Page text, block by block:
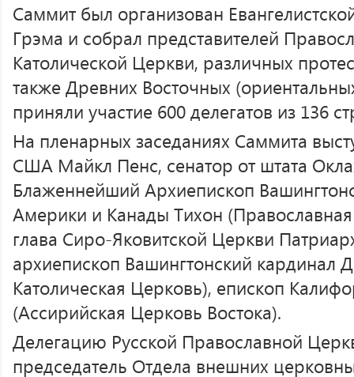
Саммит был организован
Грэма и собрал представителей
Католической Церкви, различных
также Древних Восточных
приняли участие 600 делегатов из 136
На пленарных заседаниях Саммита
США Майкл Пенс, сенатор от штата
Блаженнейший Архиепископ
Америки и Канады Тихон
глава Сиро-Яковитской Церкви
архиепископ Вашингтонский кардинал
Католическая Церковь), епископ
(Ассирийская Церковь Востока).
Делегацию Русской Православной
председатель Отдела внешних